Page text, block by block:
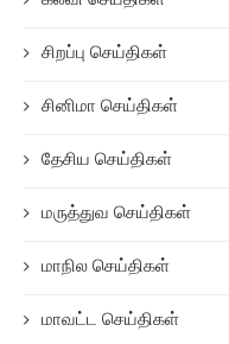
சிறப்பு செய்திகள்
சினிமா செய்திகள்
தேசிய செய்திகள்
மருத்துவ செய்திகள்
மாநில செய்திகள்
மாவட்ட செய்திகள்